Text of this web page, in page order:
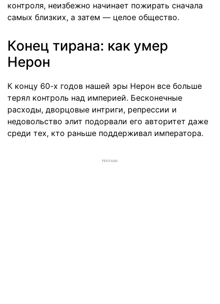
контроля, неизбежно начинает пожирать сначала
самых близких, а затем — целое общество.
Конец тирана: как умер
Нерон
К концу 60-х годов нашей эры Нерон все больше
терял контроль над империей. Бесконечные
расходы, дворцовые интриги, репрессии и
недовольство элит подорвали его авторитет даже
среди тех, кто раньше поддерживал императора.
РЕКЛАМА